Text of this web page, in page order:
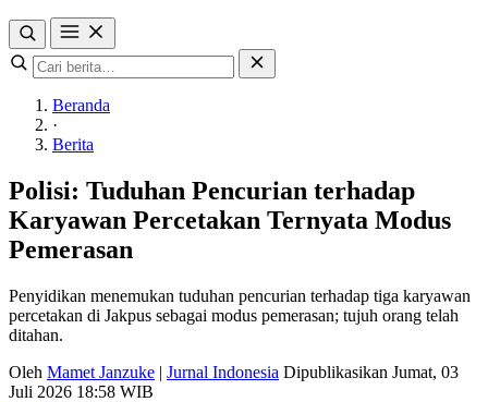
Beranda
·
Berita
Polisi: Tuduhan Pencurian terhadap
Karyawan Percetakan Ternyata Modus
Pemerasan
Penyidikan menemukan tuduhan pencurian terhadap tiga karyawan
percetakan di Jakpus sebagai modus pemerasan; tujuh orang telah
ditahan.
Oleh Mamet Janzuke | Jurnal Indonesia Dipublikasikan Jumat, 03
Juli 2026 18:58 WIB